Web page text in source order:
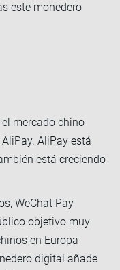
este monedero
mercado chino
AliPay está
está creciendo
WeChat Pay
objetivo muy
en Europa
digital añade